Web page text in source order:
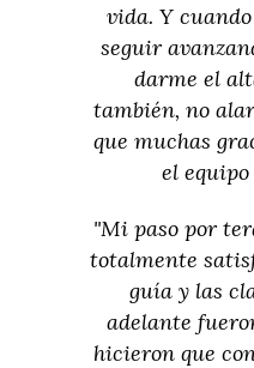
vida. Y
seguir
darme el
también, no
que muchas
el equipo
"Mi paso por
totalmente
guía y las
adelante
hicieron que